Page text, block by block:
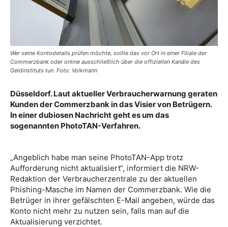
Wer seine Kontodetails prüfen möchte, sollte das vor Ort in einer Filiale der
Commerzbank oder online ausschließlich über die offiziellen Kanäle des
Geldinstituts tun. Foto: Volkmann
Düsseldorf. Laut aktueller Verbraucherwarnung geraten
Kunden der Commerzbank in das Visier von Betrügern.
In einer dubiosen Nachricht geht es um das
sogenannten PhotoTAN-Verfahren.
„Angeblich habe man seine PhotoTAN-App trotz
Aufforderung nicht aktualisiert“, informiert die NRW-
Redaktion der Verbraucherzentrale zu der aktuellen
Phishing-Masche im Namen der Commerzbank. Wie die
Betrüger in ihrer gefälschten E-Mail angeben, würde das
Konto nicht mehr zu nutzen sein, falls man auf die
Aktualisierung verzichtet.